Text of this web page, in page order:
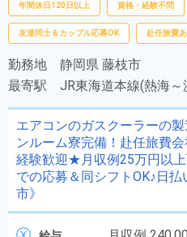
年間休日120日以上 資格・経験不問
友達同士＆カップル応募OK 赴任旅費あ
勤務地 静岡県 藤枝市
最寄駅 JR東海道本線(熱海～
エアコンのガスクーラーの
ンルーム寮完備！赴任旅費
経験歓迎★月収例25万円以
での応募＆同シフトOK♪日
市》